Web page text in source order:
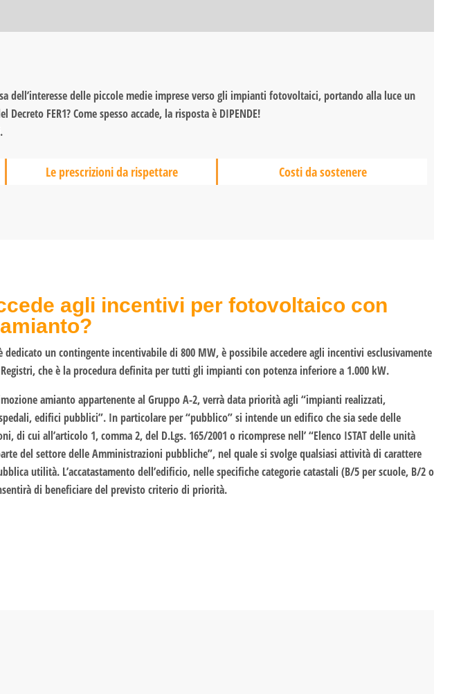
dell’interesse delle piccole medie imprese verso gli impianti fotovoltaici, portando alla luce un
FER1? Come spesso accade, la risposta è DIPENDE!
Le prescrizioni da rispettare Costi da sostenere
agli incentivi per fotovoltaico con
dedicato un contingente incentivabile di 800 MW, è possibile accedere agli incentivi esclusivamente
che è la procedura definita per tutti gli impianti con potenza inferiore a 1.000 kW.
amianto appartenente al Gruppo A-2, verrà data priorità agli “impianti realizzati,
edifici pubblici”. In particolare per “pubblico” si intende un edifico che sia sede delle
di cui all’articolo 1, comma 2, del D.Lgs. 165/2001 o ricomprese nell’ “Elenco ISTAT delle unità
del settore delle Amministrazioni pubbliche”, nel quale si svolge qualsiasi attività di carattere
utilità. L’accatastamento dell’edificio, nelle specifiche categorie catastali (B/5 per scuole, B/2 o
di beneficiare del previsto criterio di priorità.